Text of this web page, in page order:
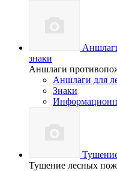
знаки
Аншлаги
Аншлаги для
Знаки
Тушение лесных